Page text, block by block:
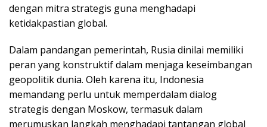
dengan mitra strategis guna menghadapi
ketidakpastian global.
Dalam pandangan pemerintah, Rusia dinilai memiliki
peran yang konstruktif dalam menjaga keseimbangan
geopolitik dunia. Oleh karena itu, Indonesia
memandang perlu untuk memperdalam dialog
strategis dengan Moskow, termasuk dalam
merumuskan langkah menghadapi tantangan global